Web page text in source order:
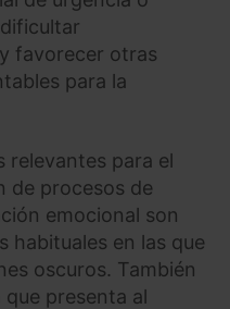
favorecer otras
para la
relevantes para el
de procesos de
emocional son
habituales en las que
oscuros. También
presenta al